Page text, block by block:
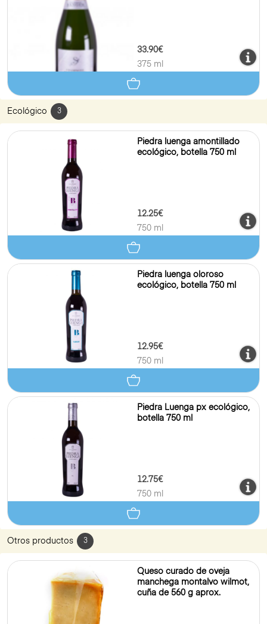
33.90€
375 ml
Ecológico 3
Piedra luenga amontillado
ecológico, botella 750 ml
12.25€
750 ml
Piedra luenga oloroso
ecológico, botella 750 ml
12.95€
750 ml
Piedra Luenga px ecológico,
botella 750 ml
12.75€
750 ml
Otros productos 3
Queso curado de oveja
manchega montalvo wilmot,
cuña de 560 g aprox.